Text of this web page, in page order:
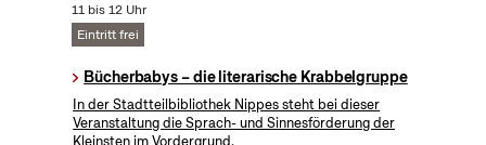
11 bis 12 Uhr
Eintritt frei
Bücherbabys – die literarische Krabbelgruppe
In der Stadtteilbibliothek Nippes steht bei dieser
Veranstaltung die Sprach- und Sinnesförderung der